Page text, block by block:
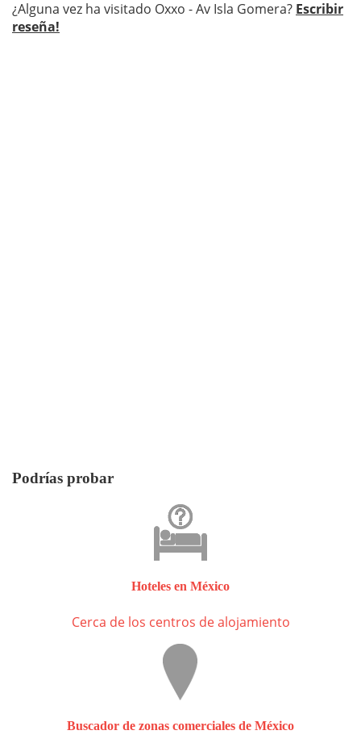
¿Alguna vez ha visitado Oxxo - Av Isla Gomera? Escribir
reseña!
Podrías probar
Hoteles en México
Cerca de los centros de alojamiento
Buscador de zonas comerciales de México